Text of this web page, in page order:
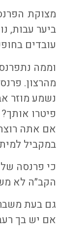
מצוקת
ביער עבות,
עובדים
וממה
מהרצון.
נשמע מוזר
פיטרו
אם אתה
במקביל
כי פרנסה
הקב״ה לא
גם בעת
אם יש בך